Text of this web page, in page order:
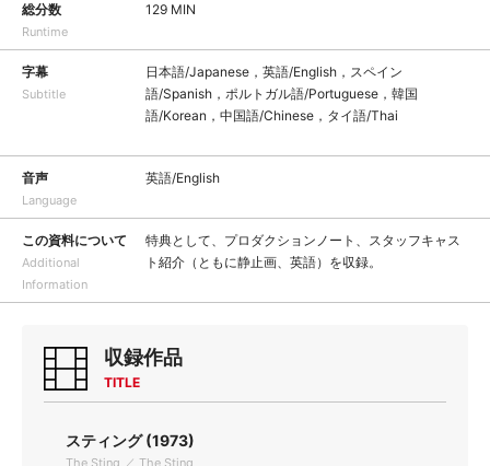
総分数
Runtime
129 MIN
字幕
Subtitle
日本語/Japanese，英語/English，スペイン
語/Spanish，ポルトガル語/Portuguese，韓国
語/Korean，中国語/Chinese，タイ語/Thai
音声
Language
英語/English
この資料について
Additional
Information
特典として、プロダクションノート、スタッフキャス
ト紹介（ともに静止画、英語）を収録。
収録作品
TITLE
スティング (1973)
The Sting ／ The Sting